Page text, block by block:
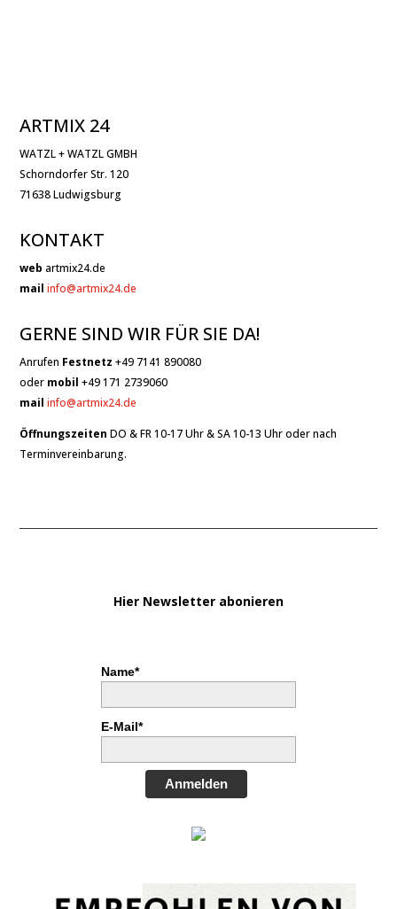
ARTMIX 24
WATZL + WATZL GMBH
Schorndorfer Str. 120
71638 Ludwigsburg
KONTAKT
web artmix24.de
mail info@artmix24.de
GERNE SIND WIR FÜR SIE DA!
Anrufen Festnetz +49 7141 890080
oder mobil +49 171 2739060
mailinfo@artmix24.de
Öffnungszeiten DO & FR 10-17 Uhr & SA 10-13 Uhr oder nach
Terminvereinbarung.
Hier Newsletter abonieren
Name*
E-Mail*
Anmelden